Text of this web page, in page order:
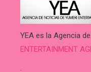
YEA es la Agencia
ENTERTAINMENT
.